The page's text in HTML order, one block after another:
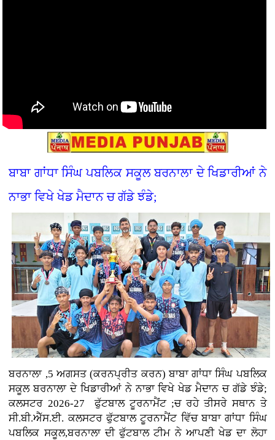
ਬਾਬਾ ਗਾਂਧਾ ਸਿੰਘ ਪਬਲਿਕ ਸਕੂਲ ਬਰਨਾਲਾ ਦੇ ਖਿਡਾਰੀਆਂ ਨੇ
ਨਾਭਾ ਵਿਖੇ ਖੇਡ ਮੈਦਾਨ ਚ ਗੱਡੇ ਝੰਡੇ;
ਬਰਨਾਲਾ ,5 ਅਗਸਤ (ਕਰਨਪ੍ਰੀਤ ਕਰਨ) ਬਾਬਾ ਗਾਂਧਾ ਸਿੰਘ ਪਬਲਿਕ
ਸਕੂਲ ਬਰਨਾਲਾ ਦੇ ਖਿਡਾਰੀਆਂ ਨੇ ਨਾਭਾ ਵਿਖੇ ਖੇਡ ਮੈਦਾਨ ਚ ਗੱਡੇ ਝੰਡੇ;
ਕਲਸਟਰ 2026-27 ਫੁੱਟਬਾਲ ਟੂਰਨਾਮੈਂਟ ;ਚ ਰਹੇ ਤੀਸਰੇ ਸਥਾਨ ਤੇ
ਸੀ.ਬੀ.ਐੱਸ.ਈ. ਕਲਸਟਰ ਫੁੱਟਬਾਲ ਟੂਰਨਾਮੈਂਟ ਵਿੱਚ ਬਾਬਾ ਗਾਂਧਾ ਸਿੰਘ
ਪਬਲਿਕ ਸਕੂਲ,ਬਰਨਾਲਾ ਦੀ ਫੁੱਟਬਾਲ ਟੀਮ ਨੇ ਆਪਣੀ ਖੇਡ ਦਾ ਲੋਹਾ